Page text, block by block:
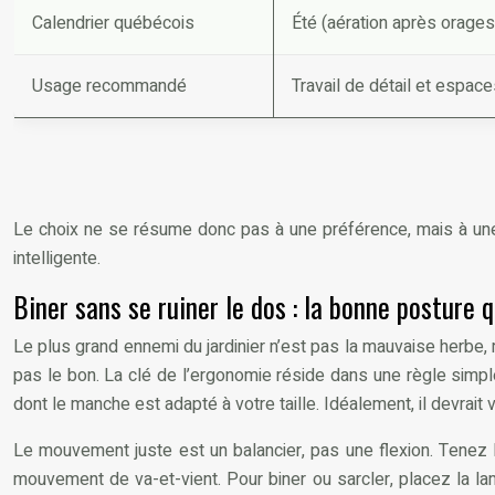
Calendrier québécois Été (aération après
Usage recommandé Travail de détail et
Le choix ne se résume donc pas à une préférence, mais à
intelligente.
Biner sans se ruiner le dos : la bonne posture
Le plus grand ennemi du jardinier n’est pas la mauvaise
pas le bon. La clé de l’ergonomie réside dans une règle
dont le manche est adapté à votre taille. Idéalement, il devrait
Le mouvement juste est un balancier, pas une flexion.
mouvement de va-et-vient. Pour biner ou sarcler, placez la